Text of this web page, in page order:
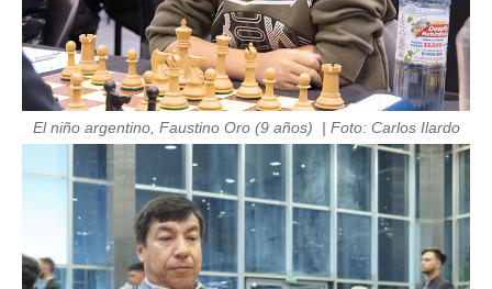
El niño argentino, Faustino Oro (9 años) | Foto: Carlos Ilardo